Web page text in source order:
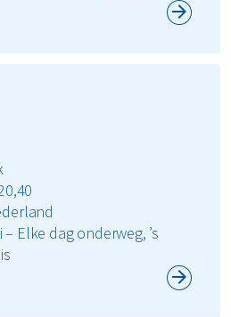
Elke dag onderweg, ’s